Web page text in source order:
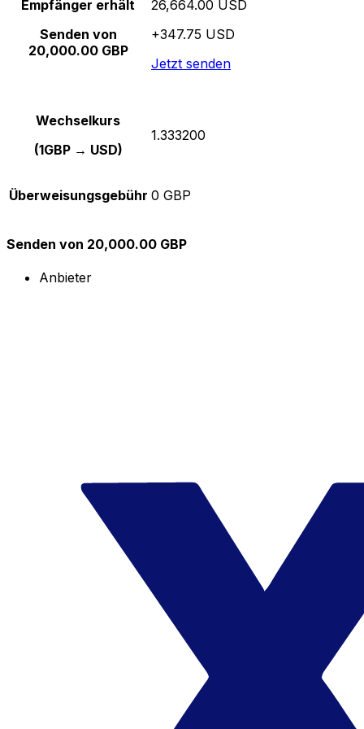
Empfänger erhält
Senden von
20,000.00 GBP
26,664.00 USD
+347.75 USD
Jetzt senden
Wechselkurs
(1GBP → USD)
1.333200
Überweisungsgebühr 0 GBP
Senden von 20,000.00 GBP
Anbieter